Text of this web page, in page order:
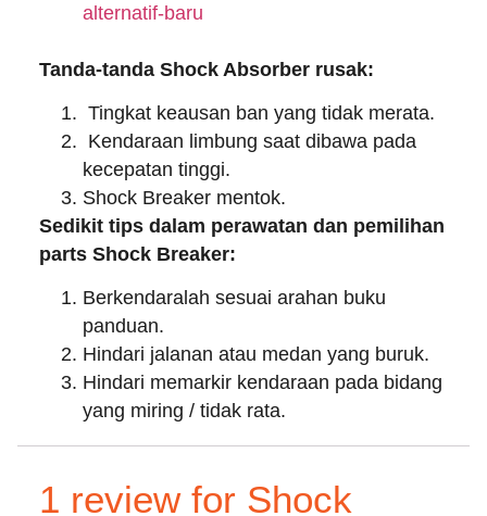
alternatif-baru
Tanda-tanda Shock Absorber rusak:
Tingkat keausan ban yang tidak merata.
Kendaraan limbung saat dibawa pada
kecepatan tinggi.
Shock Breaker mentok.
Sedikit tips dalam perawatan dan pemilihan
parts Shock Breaker:
Berkendaralah sesuai arahan buku
panduan.
Hindari jalanan atau medan yang buruk.
Hindari memarkir kendaraan pada bidang
yang miring / tidak rata.
1 review for Shock